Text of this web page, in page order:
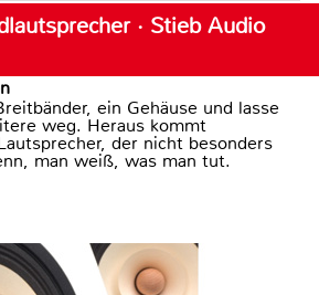
· Stieb Audio
ein Gehäuse und lasse
weg. Heraus kommt
der nicht besonders
man weiß, was man tut.